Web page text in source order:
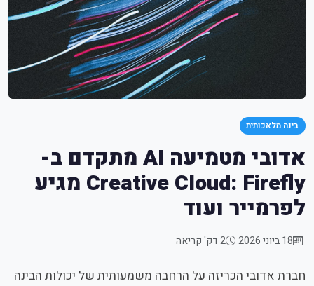
בינה מלאכותית
אדובי מטמיעה AI מתקדם ב-
Creative Cloud: Firefly מגיע
לפרמייר ועוד
18 ביוני 2026 2 דק' קריאה
חברת אדובי הכריזה על הרחבה משמעותית של יכולות הבינה